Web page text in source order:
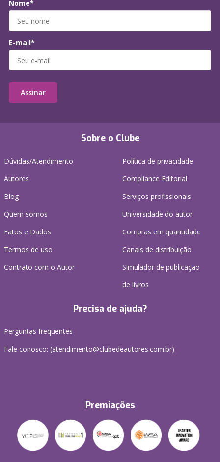
Sobre o Clube
Dúvidas/Atendimento
Autores
Blog
Quem somos
Fatos e Dados
Termos de uso
Contrato com o Autor
Política de privacidade
Compliance Editorial
Serviços profissionais
Universidade do autor
Compras em quantidade
Canais de distribuição
Simulador de publicação
de livros
Precisa de ajuda?
Perguntas frequentes
Fale conosco: (atendimento@clubedeautores.com.br)
Premiações
Nome*
E-mail*
Assinar